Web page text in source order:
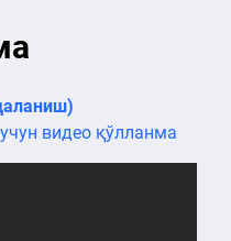
видео қўлланма